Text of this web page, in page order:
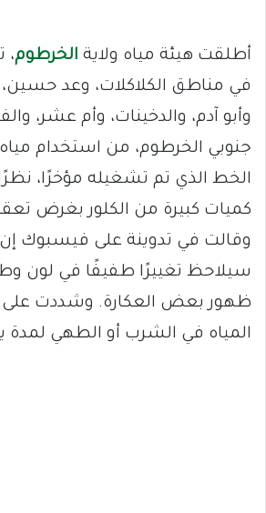
أطلقت هيئة مياه ولاية الخرطوم،
في مناطق الكلاكلات، وعد حسين،
وأبو آدم، والدخينات، وأم عشر،
جنوبي الخرطوم، من استخدام
الخط الذي تم تشغيله مؤخرًا، نظرًا
كميات كبيرة من الكلور بغرض
وقالت في تدوينة على فيسبوك
سيلاحظ تغييرًا طفيفًا في لون
ظهور بعض العكارة. وشددت على
المياه في الشرب أو الطهي لمدة